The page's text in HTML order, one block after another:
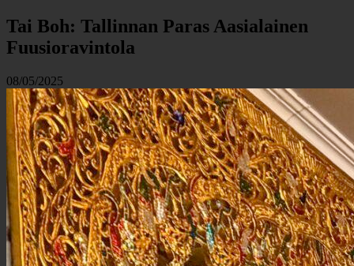
Tai Boh: Tallinnan Paras Aasialainen
Fuusioravintola
08/05/2025